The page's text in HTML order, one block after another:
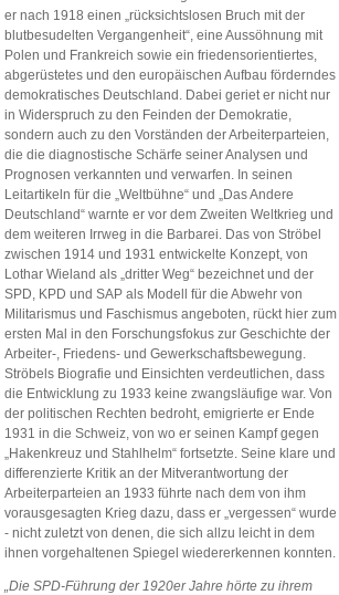
er nach 1918 einen „rücksichtslosen Bruch mit der
blutbesudelten Vergangenheit“, eine Aussöhnung mit
Polen und Frankreich sowie ein friedensorientiertes,
abgerüstetes und den europäischen Aufbau förderndes
demokratisches Deutschland. Dabei geriet er nicht nur
in Widerspruch zu den Feinden der Demokratie,
sondern auch zu den Vorständen der Arbeiterparteien,
die die diagnostische Schärfe seiner Analysen und
Prognosen verkannten und verwarfen. In seinen
Leitartikeln für die „Weltbühne“ und „Das Andere
Deutschland“ warnte er vor dem Zweiten Weltkrieg und
dem weiteren Irrweg in die Barbarei. Das von Ströbel
zwischen 1914 und 1931 entwickelte Konzept, von
Lothar Wieland als „dritter Weg“ bezeichnet und der
SPD, KPD und SAP als Modell für die Abwehr von
Militarismus und Faschismus angeboten, rückt hier zum
ersten Mal in den Forschungsfokus zur Geschichte der
Arbeiter-, Friedens- und Gewerkschaftsbewegung.
Ströbels Biografie und Einsichten verdeutlichen, dass
die Entwicklung zu 1933 keine zwangsläufige war. Von
der politischen Rechten bedroht, emigrierte er Ende
1931 in die Schweiz, von wo er seinen Kampf gegen
„Hakenkreuz und Stahlhelm“ fortsetzte. Seine klare und
differenzierte Kritik an der Mitverantwortung der
Arbeiterparteien an 1933 führte nach dem von ihm
vorausgesagten Krieg dazu, dass er „vergessen“ wurde
- nicht zuletzt von denen, die sich allzu leicht in dem
ihnen vorgehaltenen Spiegel wiedererkennen konnten.
„Die SPD-Führung der 1920er Jahre hörte zu ihrem